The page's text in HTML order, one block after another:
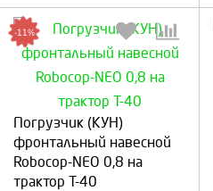
Погрузчик (КУН)
фронтальный навесной
Robocop-NEO 0,8 на
трактор Т-40
-11%
Выберите количество: